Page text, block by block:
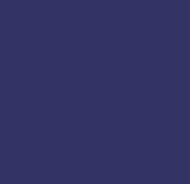
нового положения
система координат при